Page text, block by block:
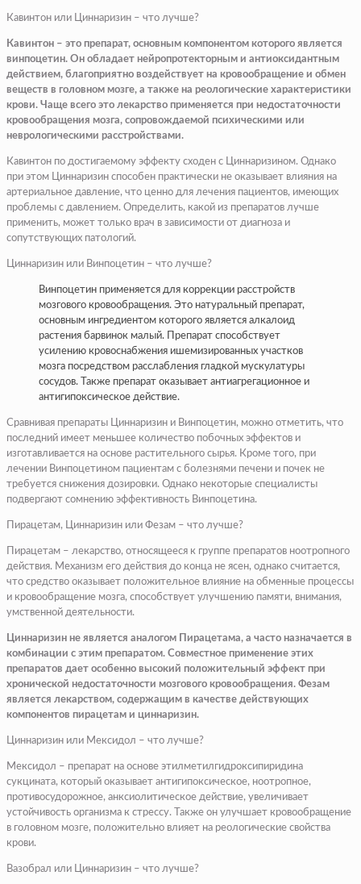
Кавинтон или Циннаризин – что лучше?
Кавинтон – это препарат, основным компонентом которого является
винпоцетин. Он обладает нейропротекторным и антиоксидантным
действием, благоприятно воздействует на кровообращение и обмен
веществ в головном мозге, а также на реологические характеристики
крови. Чаще всего это лекарство применяется при недостаточности
кровообращения мозга, сопровождаемой психическими или
неврологическими расстройствами.
Кавинтон по достигаемому эффекту сходен с Циннаризином. Однако
при этом Циннаризин способен практически не оказывает влияния на
артериальное давление, что ценно для лечения пациентов, имеющих
проблемы с давлением. Определить, какой из препаратов лучше
применить, может только врач в зависимости от диагноза и
сопутствующих патологий.
Циннаризин или Винпоцетин – что лучше?
Винпоцетин применяется для коррекции расстройств
мозгового кровообращения. Это натуральный препарат,
основным ингредиентом которого является алкалоид
растения барвинок малый. Препарат способствует
усилению кровоснабжения ишемизированных участков
мозга посредством расслабления гладкой мускулатуры
сосудов. Также препарат оказывает антиагрегационное и
антигипоксическое действие.
Сравнивая препараты Циннаризин и Винпоцетин, можно отметить, что
последний имеет меньшее количество побочных эффектов и
изготавливается на основе растительного сырья. Кроме того, при
лечении Винпоцетином пациентам с болезнями печени и почек не
требуется снижения дозировки. Однако некоторые специалисты
подвергают сомнению эффективность Винпоцетина.
Пирацетам, Циннаризин или Фезам – что лучше?
Пирацетам – лекарство, относящееся к группе препаратов ноотропного
действия. Механизм его действия до конца не ясен, однако считается,
что средство оказывает положительное влияние на обменные процессы
и кровообращение мозга, способствует улучшению памяти, внимания,
умственной деятельности.
Циннаризин не является аналогом Пирацетама, а часто назначается в
комбинации с этим препаратом. Совместное применение этих
препаратов дает особенно высокий положительный эффект при
хронической недостаточности мозгового кровообращения. Фезам
является лекарством, содержащим в качестве действующих
компонентов пирацетам и циннаризин.
Циннаризин или Мексидол – что лучше?
Мексидол – препарат на основе этилметилгидроксипиридина
сукцината, который оказывает антигипоксическое, ноотропное,
противосудорожное, анксиолитическое действие, увеличивает
устойчивость организма к стрессу. Также он улучшает кровообращение
в головном мозге, положительно влияет на реологические свойства
крови.
Вазобрал или Циннаризин – что лучше?